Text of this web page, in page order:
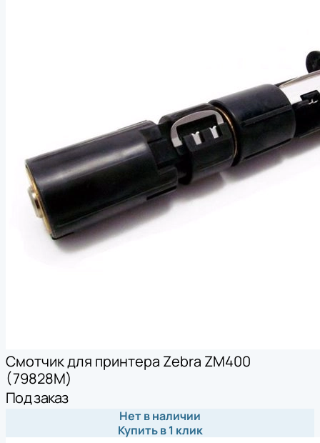
Смотчик для принтера Zebra ZM400
(79828M)
Под заказ
Нет в наличии
Купить в 1 клик